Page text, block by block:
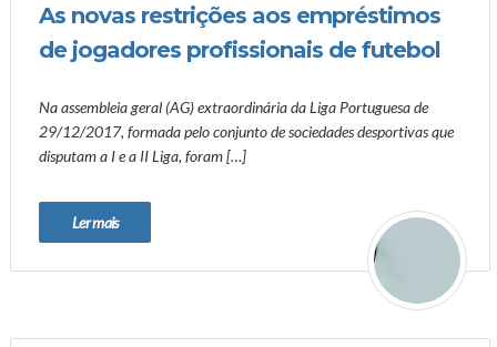
As novas restrições aos empréstimos
de jogadores profissionais de futebol
Na assembleia geral (AG) extraordinária da Liga Portuguesa de
29/12/2017, formada pelo conjunto de sociedades desportivas que
disputam a I e a II Liga, foram […]
Ler mais